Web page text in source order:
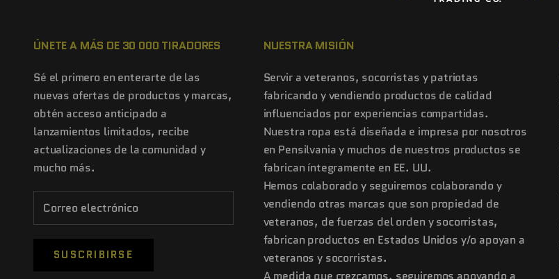
ÚNETE A MÁS DE 30 000 TIRADORES
Sé el primero en enterarte de las
nuevas ofertas de productos y marcas,
obtén acceso anticipado a
lanzamientos limitados, recibe
actualizaciones de la comunidad y
mucho más.
SUSCRIBIRSE
NUESTRA MISIÓN
Servir a veteranos, socorristas y patriotas
fabricando y vendiendo productos de calidad
influenciados por experiencias compartidas.
Nuestra ropa está diseñada e impresa por nosotros
en Pensilvania y muchos de nuestros productos se
fabrican íntegramente en EE. UU.
Hemos colaborado y seguiremos colaborando y
vendiendo otras marcas que son propiedad de
veteranos, de fuerzas del orden y socorristas,
fabrican productos en Estados Unidos y/o apoyan a
veteranos y socorristas.